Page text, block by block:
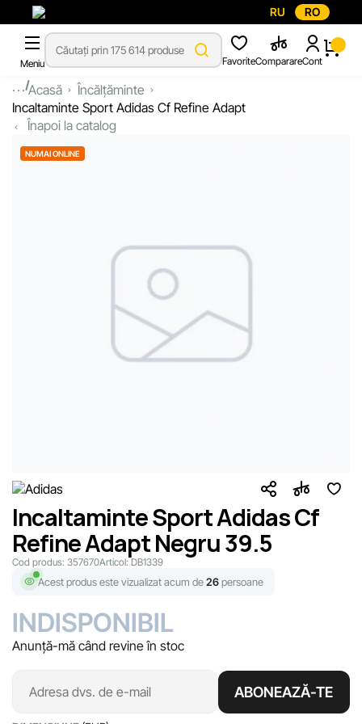
RU RO
Meniu FavoriteComparareCont
...Acasă
Încălțăminte
Incaltaminte Sport Adidas Cf Refine Adapt
Înapoi la catalog
NUMAI ONLINE
Incaltaminte Sport Adidas Cf
Refine Adapt Negru 39.5
Cod produs: 357670Articol: DB1339
Acest produs este vizualizat acum de26persoane
INDISPONIBIL
Anunță-mă când revine în stoc
ABONEAZĂ-TE